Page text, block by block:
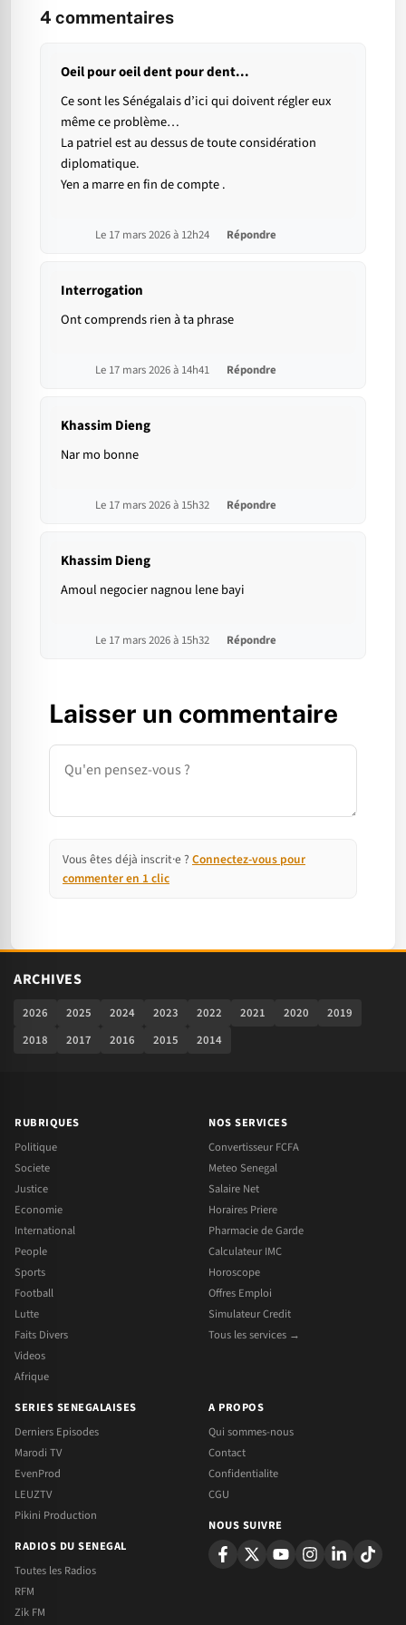
4 commentaires
Oeil pour oeil dent pour dent...
Ce sont les Sénégalais d’ici qui doivent régler eux
même ce problème…
La patriel est au dessus de toute considération
diplomatique.
Yen a marre en fin de compte .
Le 17 mars 2026 à 12h24 Répondre
Interrogation
Ont comprends rien à ta phrase
Le 17 mars 2026 à 14h41 Répondre
Khassim Dieng
Nar mo bonne
Le 17 mars 2026 à 15h32 Répondre
Khassim Dieng
Amoul negocier nagnou lene bayi
Le 17 mars 2026 à 15h32 Répondre
Laisser un commentaire
Commentaire
Vous êtes déjà inscrit·e ? Connectez-vous pour
commenter en 1 clic
ARCHIVES
2026 2025 2024 2023 2022 2021 2020
2019
2018
2017 2016 2015 2014
RUBRIQUES
Politique
Societe
Justice
Economie
International
People
Sports
Football
Lutte
Faits Divers
Videos
Afrique
NOS SERVICES
Convertisseur FCFA
Meteo Senegal
Salaire Net
Horaires Priere
Pharmacie de Garde
Calculateur IMC
Horoscope
Offres Emploi
Simulateur Credit
Tous les services →
SERIES SENEGALAISES
Derniers Episodes
Marodi TV
EvenProd
LEUZTV
Pikini Production
RADIOS DU SENEGAL
Toutes les Radios
RFM
Zik FM
A PROPOS
Qui sommes-nous
Contact
Confidentialite
CGU
NOUS SUIVRE